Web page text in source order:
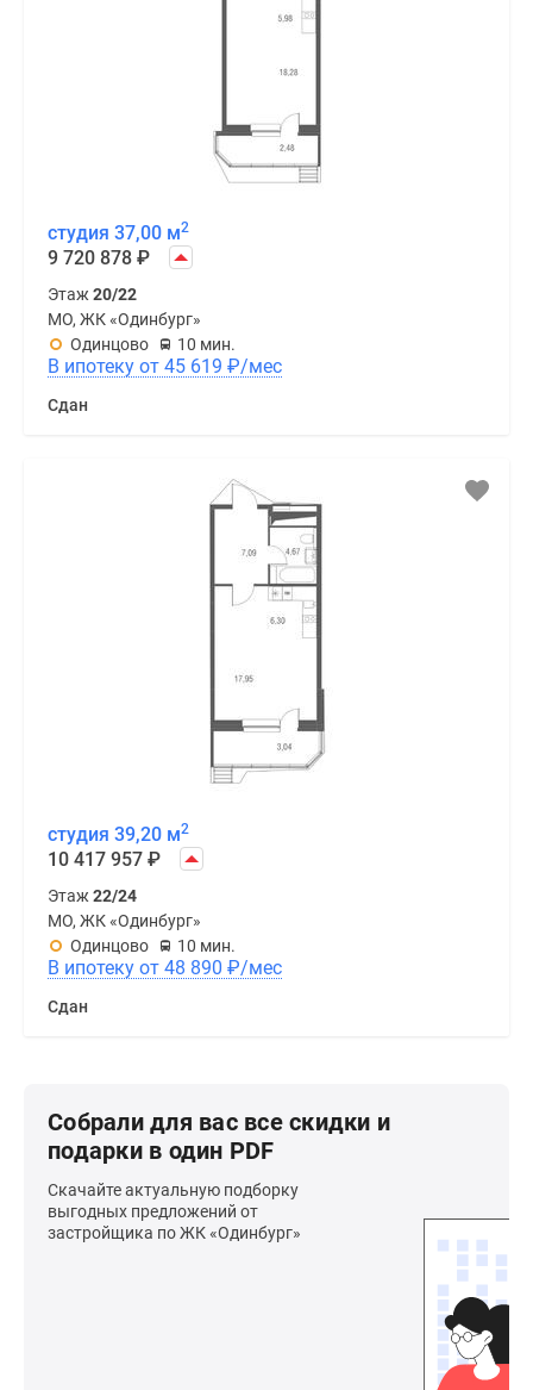
студия 37,00 м2
9 720 878 ₽
Этаж 20/22
МО, ЖК «Одинбург»
Одинцово
10 мин.
В ипотеку от 45 619 ₽/мес
Сдан
студия 39,20 м2
10 417 957 ₽
Этаж 22/24
МО, ЖК «Одинбург»
Одинцово
10 мин.
В ипотеку от 48 890 ₽/мес
Сдан
Собрали для вас все скидки и
подарки в один PDF
Скачайте актуальную подборку
выгодных предложений от
застройщика по ЖК «Одинбург»